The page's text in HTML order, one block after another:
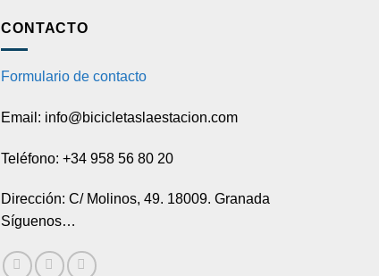
CONTACTO
Formulario de contacto
Email: info@bicicletaslaestacion.com
Teléfono: +34 958 56 80 20
Dirección: C/ Molinos, 49. 18009. Granada
Síguenos…